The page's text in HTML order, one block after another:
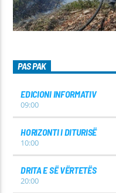
PAS PAK
EDICIONI INFORMATIV
09:00
HORIZONTI I DITURISË
10:00
DRITA E SË VËRTETËS
20:00